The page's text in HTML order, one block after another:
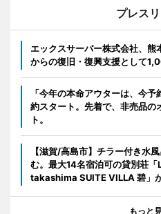
プレス
エックスサーバー株式会社、
からの復旧・復興支援として
「今年の本命アウターは、今
約スタート。先着で、非売品の
ト。
【滋賀/高島市】チラー付き水
む。最大14名宿泊可の貸別荘
takashima SUITE VILLA 碧」
もっと